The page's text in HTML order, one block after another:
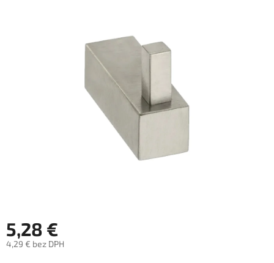
5,28 €
4,29 € bez DPH